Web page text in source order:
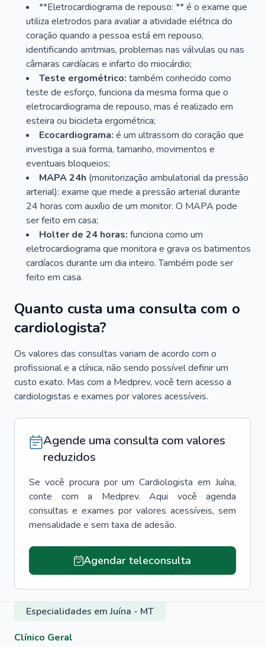
**Eletrocardiograma de repouso: ** é o exame que
utiliza eletrodos para avaliar a atividade elétrica do
coração quando a pessoa está em repouso,
identificando arritmias, problemas nas válvulas ou nas
câmaras cardíacas e infarto do miocárdio;
Teste ergométrico: também conhecido como
teste de esforço, funciona da mesma forma que o
eletrocardiograma de repouso, mas é realizado em
esteira ou bicicleta ergométrica;
Ecocardiograma: é um ultrassom do coração que
investiga a sua forma, tamanho, movimentos e
eventuais bloqueios;
MAPA 24h (monitorização ambulatorial da pressão
arterial): exame que mede a pressão arterial durante
24 horas com auxílio de um monitor. O MAPA pode
ser feito em casa;
Holter de 24 horas: funciona como um
eletrocardiograma que monitora e grava os batimentos
cardíacos durante um dia inteiro. Também pode ser
feito em casa.
Quanto custa uma consulta com o
cardiologista?
Os valores das consultas variam de acordo com o
profissional e a clínica, não sendo possível definir um
custo exato. Mas com a Medprev, você tem acesso a
cardiologistas e exames por valores acessíveis.
Agende uma consulta com valores
reduzidos
Se você procura por um Cardiologista em Juína,
conte com a Medprev. Aqui você agenda
consultas e exames por valores acessíveis, sem
mensalidade e sem taxa de adesão.
Agendar teleconsulta
Especialidades em Juína - MT
Clínico Geral